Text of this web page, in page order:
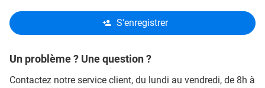
S'enregistrer
Un problème ? Une question ?
Contactez notre service client, du lundi au vendredi, de 8h à